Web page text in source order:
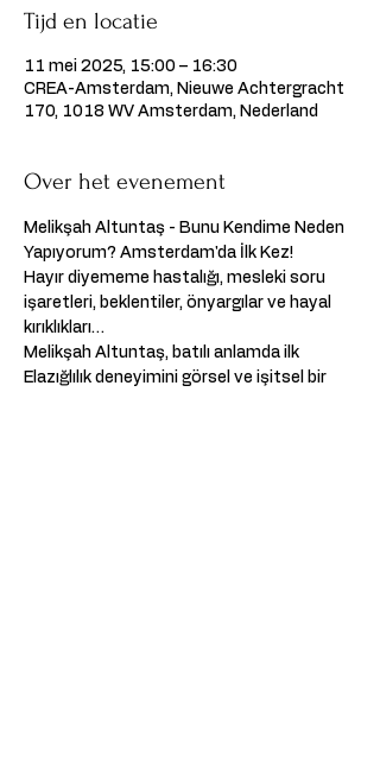
Tijd en locatie
11 mei 2025, 15:00 – 16:30
CREA-Amsterdam, Nieuwe Achtergracht
170, 1018 WV Amsterdam, Nederland
Over het evenement
Melikşah Altuntaş - Bunu Kendime Neden
Yapıyorum? Amsterdam'da İlk Kez!
Hayır diyememe hastalığı, mesleki soru
işaretleri, beklentiler, önyargılar ve hayal
kırıklıkları…
Melikşah Altuntaş, batılı anlamda ilk
Elazığlılık deneyimini görsel ve işitsel bir